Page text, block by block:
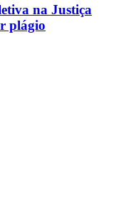
na Justiça
plágio